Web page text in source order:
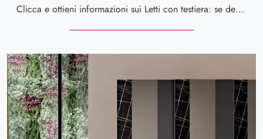
Clicca e ottieni informazioni sui Letti con testiera: se desideri modelli matrimoniali design, il modello Leonardo Tomasella fa per te.